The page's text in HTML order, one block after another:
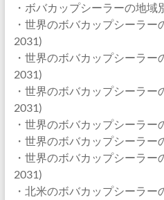
・ボバカップシーラーの地
・世界のボバカップシーラ
2031)
・世界のボバカップシーラ
2031)
・世界のボバカップシーラ
2031)
・世界のボバカップシーラ
・世界のボバカップシーラ
・世界のボバカップシーラ
2031)
・北米のボバカップシーラ